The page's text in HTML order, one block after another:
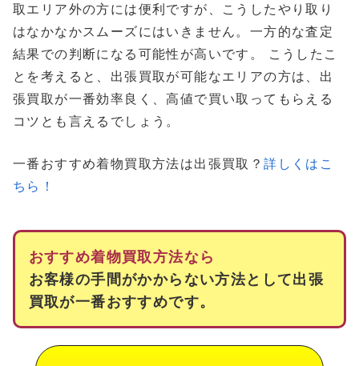
取エリア外の方には便利ですが、こうしたやり取り
はなかなかスムーズにはいきません。一方的な査定
結果での判断になる可能性が高いです。 こうしたこ
とを考えると、出張買取が可能なエリアの方は、出
張買取が一番効率良く、高値で買い取ってもらえる
コツとも言えるでしょう。
一番おすすめ着物買取方法は出張買取？詳しくはこ
ちら！
おすすめ着物買取方法なら
お客様の手間がかからない方法として出張
買取が一番おすすめです。